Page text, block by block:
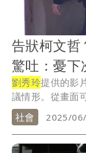
告狀柯文
驚吐：憂下
劉秀玲提供的影
議情形。從畫面
社會
2025/